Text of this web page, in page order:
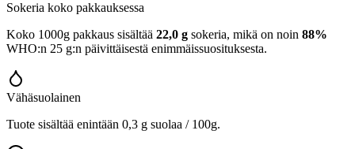
Sokeria koko pakkauksessa
Koko 1000g pakkaus sisältää 22,0 g sokeria, mikä on noin 88%
WHO:n 25 g:n päivittäisestä enimmäissuosituksesta.
Vähäsuolainen
Tuote sisältää enintään 0,3 g suolaa / 100g.